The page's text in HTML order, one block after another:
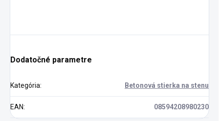
Dodatočné parametre
Kategória: Betonová stierka na stenu
EAN: 08594208980230